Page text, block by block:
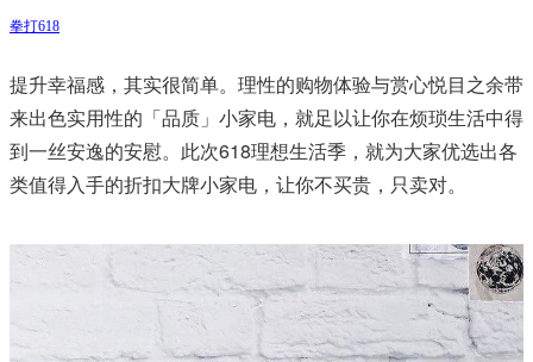
拳打618
提升幸福感，其实很简单。理性的购物体验与赏心悦目之余带
来出色实用性的「品质」小家电，就足以让你在烦琐生活中得
到一丝安逸的安慰。此次618理想生活季，就为大家优选出各
类值得入手的折扣大牌小家电，让你不买贵，只卖对。